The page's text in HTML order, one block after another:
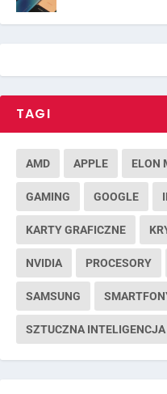
TAGI
AMD APPLE ELON
GAMING GOOGLE
KARTY GRAFICZNE
NVIDIA PROCESORY
SAMSUNG
SZTUCZNA INTELIGENCJA